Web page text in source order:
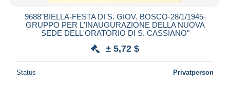
9688"BIELLA-FESTA DI S. GIOV. BOSCO-28/1/1945-
GRUPPO PER L'INAUGURAZIONE DELLA NUOVA
SEDE DELL'ORATORIO DI S. CASSIANO"
± 5,72 $
Status Privatperson